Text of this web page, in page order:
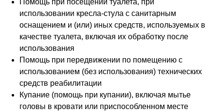
Помощь при посещении туалета, при
использовании кресла-стула с санитарным
оснащением и (или) иных средств, используемых в
качестве туалета, включая их обработку после
использования
Помощь при передвижении по помещению с
использованием (без использования) технических
средств реабилитации
Купание (помощь при купании), включая мытье
головы в кровати или приспособленном месте
близких более
комфортной и
полноценной!